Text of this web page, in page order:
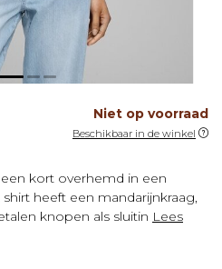
Niet op voorraad
Beschikbaar in de winkel
kort overhemd in een
heeft een mandarijnkraag,
knopen als sluitin Lees